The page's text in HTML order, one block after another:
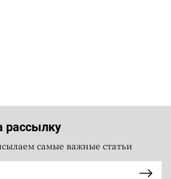
рассылку
самые важные статьи